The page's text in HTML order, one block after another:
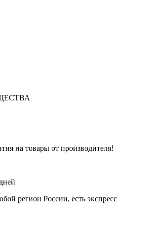
на товары от производителя!
регион России, есть экспресс